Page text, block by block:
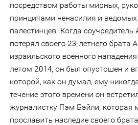
посредством работы мирных,
принципами ненасилия и
палестинцев. Когда
потерял своего 23-летнего брата
израильского военного
летом 2014, он был опустошен и
которой, как он думал, ему
течение этого времени он
журналистку Пэм Бэйли, которая
прославить наследие своего